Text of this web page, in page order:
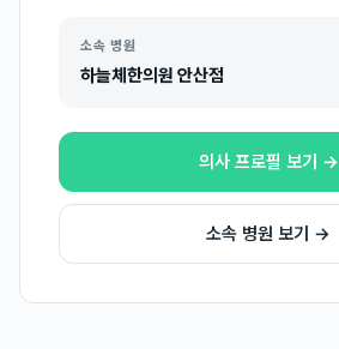
소속 병원
하늘체한의원 안산점
의사 프로필 보기 →
소속 병원 보기 →